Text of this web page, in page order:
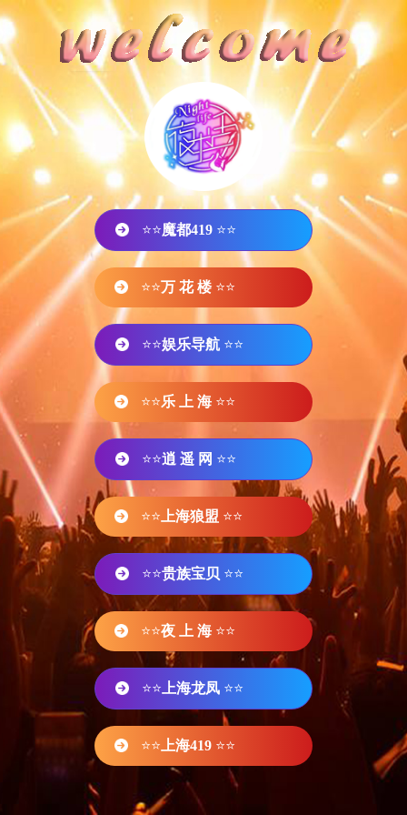
⭐⭐魔都419 ⭐⭐
⭐⭐万 花 楼 ⭐⭐
⭐⭐娱乐导航 ⭐⭐
⭐⭐乐 上 海 ⭐⭐
⭐⭐逍 遥 网 ⭐⭐
⭐⭐ 上海狼盟 ⭐⭐
⭐⭐贵族宝贝 ⭐⭐
⭐⭐夜 上 海 ⭐⭐
⭐⭐ 上海龙凤 ⭐⭐
⭐⭐ 上海419 ⭐⭐